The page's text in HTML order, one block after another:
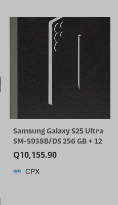
Whole-House Cleaning, No
Samsung Galaxy S25 Ultra
SM-S938B/DS 256 GB + 12
GB RAM Smartphone AI,
desbloqueado de fábrica
GSM, modelo internacional
Q10,155.90
CPX